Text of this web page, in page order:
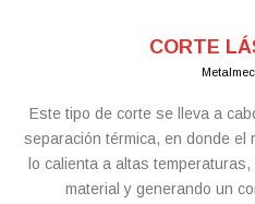
CORTE
Este tipo de corte se lleva a
separación térmica, en donde el
lo calienta a altas
material y generando un